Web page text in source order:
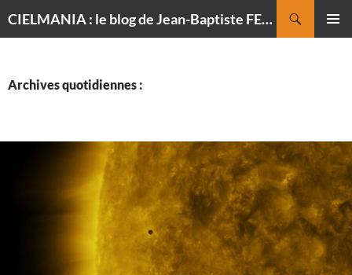
CIELMANIA : le blog de Jean-Baptiste FELDMANN, photographe du ciel
Archives quotidiennes :